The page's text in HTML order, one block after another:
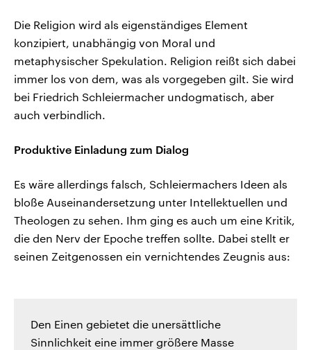
Die Religion wird als eigenständiges Element
konzipiert, unabhängig von Moral und
metaphysischer Spekulation. Religion reißt sich dabei
immer los von dem, was als vorgegeben gilt. Sie wird
bei Friedrich Schleiermacher undogmatisch, aber
auch verbindlich.
Produktive Einladung zum Dialog
Es wäre allerdings falsch, Schleiermachers Ideen als
bloße Auseinandersetzung unter Intellektuellen und
Theologen zu sehen. Ihm ging es auch um eine Kritik,
die den Nerv der Epoche treffen sollte. Dabei stellt er
seinen Zeitgenossen ein vernichtendes Zeugnis aus:
Den Einen gebietet die unersättliche
Sinnlichkeit eine immer größere Masse